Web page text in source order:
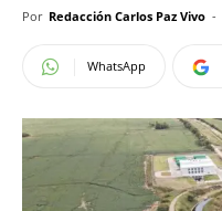
Por Redacción Carlos Paz Vivo -
WhatsApp